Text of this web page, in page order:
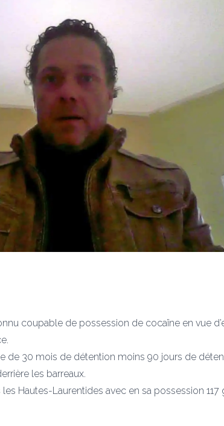
coupable de possession de cocaïne en vue
de 30 mois de détention moins 90 jours de
les barreaux.
Hautes-Laurentides avec en sa possession